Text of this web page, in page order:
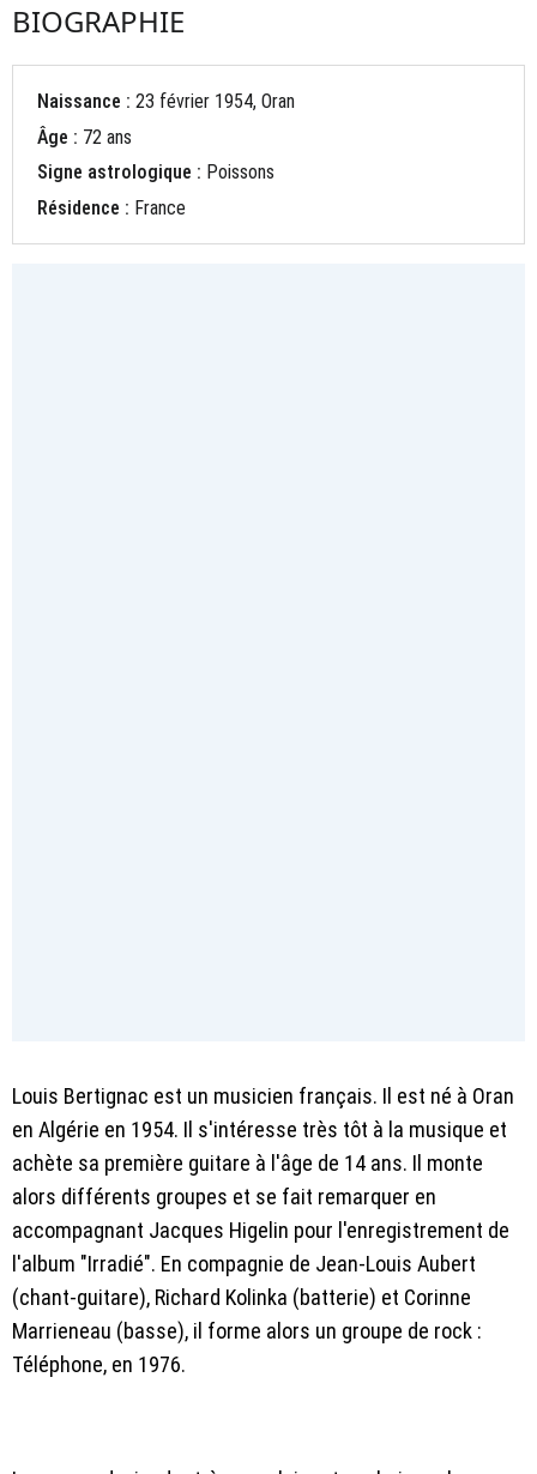
BIOGRAPHIE
Naissance :23 février 1954, Oran
Âge : 72 ans
Signe astrologique : Poissons
Résidence : France
Louis Bertignac est un musicien français. Il est né à Oran
en Algérie en 1954. Il s'intéresse très tôt à la musique et
achète sa première guitare à l'âge de 14 ans. Il monte
alors différents groupes et se fait remarquer en
accompagnant Jacques Higelin pour l'enregistrement de
l'album "Irradié". En compagnie de Jean-Louis Aubert
(chant-guitare), Richard Kolinka (batterie) et Corinne
Marrieneau (basse), il forme alors un groupe de rock :
Téléphone, en 1976.